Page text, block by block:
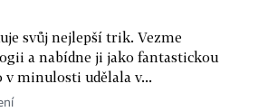
svůj nejlepší trik. Vezme
a nabídne ji jako fantastickou
minulosti udělala v...